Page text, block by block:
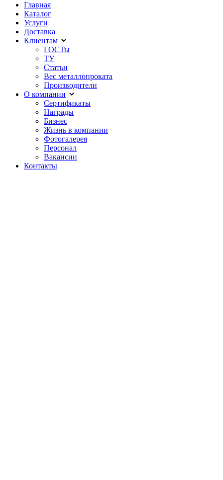
Главная
Каталог
Услуги
Доставка
Клиентам
ГОСТы
ТУ
Статьи
Вес металлопроката
Производители
О компании
Сертификаты
Награды
Бизнес
Жизнь в компании
Фотогалерея
Персонал
Вакансии
Контакты